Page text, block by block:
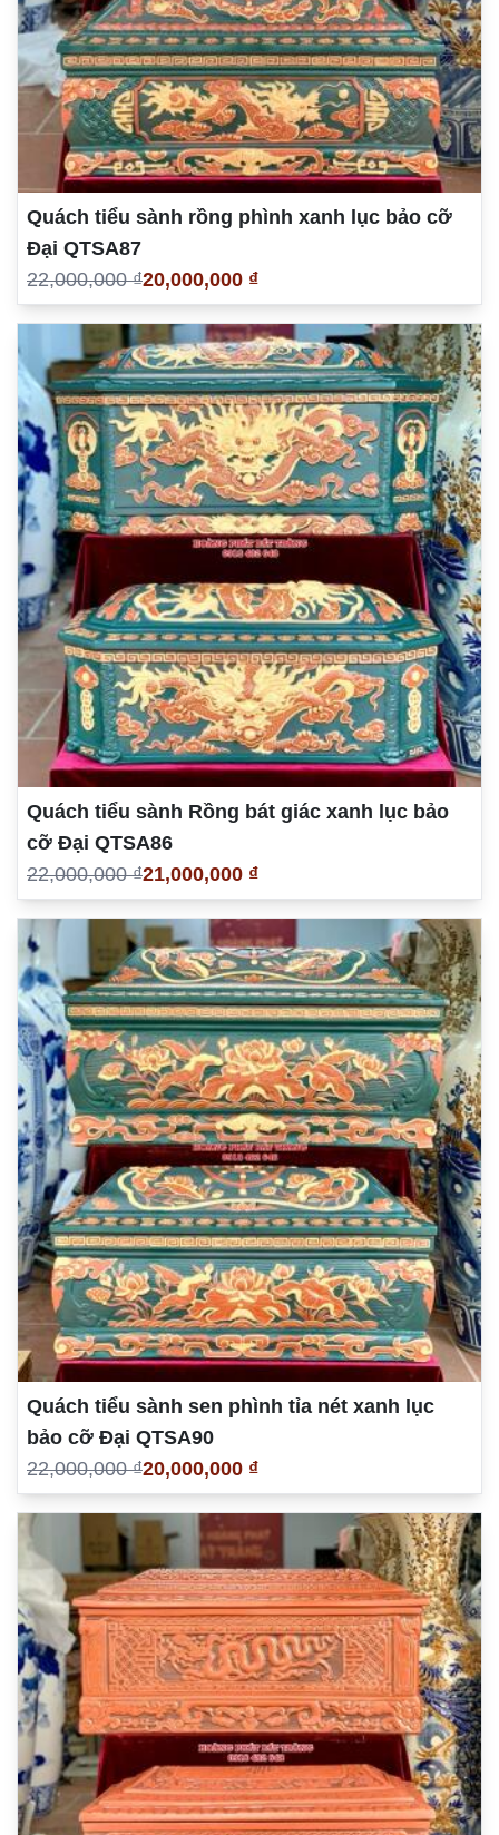
Quách tiểu sành rồng phình xanh lục bảo cỡ
Đại QTSA87
22,000,000 ₫20,000,000 ₫
Quách tiểu sành Rồng bát giác xanh lục bảo
cỡ Đại QTSA86
22,000,000 ₫21,000,000 ₫
Quách tiểu sành sen phình tỉa nét xanh lục
bảo cỡ Đại QTSA90
22,000,000 ₫20,000,000 ₫